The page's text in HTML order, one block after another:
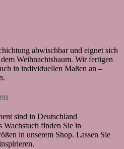
abwischbar und eignet sich
Weihnachtsbaum. Wir fertigen
in individuellen Maßen an –
sind in Deutschland
Wachstuch finden Sie in
in unserem Shop. Lassen Sie